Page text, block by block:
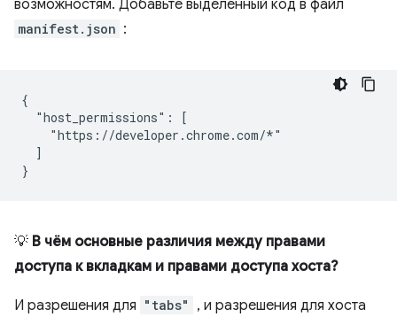
возможностям. Добавьте выделенный код в файл
manifest.json :
{
  "host_permissions": [
    "https://developer.chrome.com/*"
  ]
💡 В чём основные различия между правами
доступа к вкладкам и правами доступа хоста?
И разрешения для "tabs"
, и разрешения для хоста